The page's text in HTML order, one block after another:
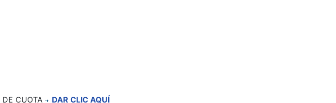
DE CUOTA
DAR CLIC AQUÍ